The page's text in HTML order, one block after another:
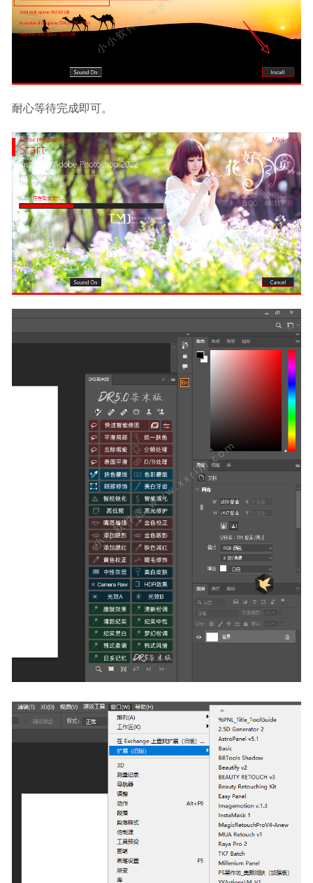
耐心等待完成即可。